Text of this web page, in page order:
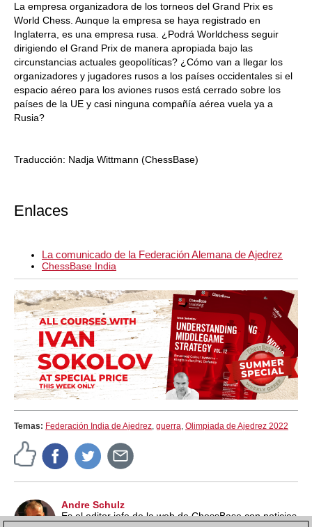
La empresa organizadora de los torneos del Grand Prix es
World Chess. Aunque la empresa se haya registrado en
Inglaterra, es una empresa rusa. ¿Podrá Worldchess seguir
dirigiendo el Grand Prix de manera apropiada bajo las
circunstancias actuales geopolíticas? ¿Cómo van a llegar los
organizadores y jugadores rusos a los países occidentales si el
espacio aéreo para los aviones rusos está cerrado sobre los
países de la UE y casi ninguna compañía aérea vuela ya a
Rusia?
Traducción: Nadja Wittmann (ChessBase)
Enlaces
La comunicado de la Federación Alemana de Ajedrez
ChessBase India
Temas: Federación India de Ajedrez, guerra, Olimpiada de Ajedrez 2022
Andre Schulz
Es el editor jefe de la web de ChessBase con noticias